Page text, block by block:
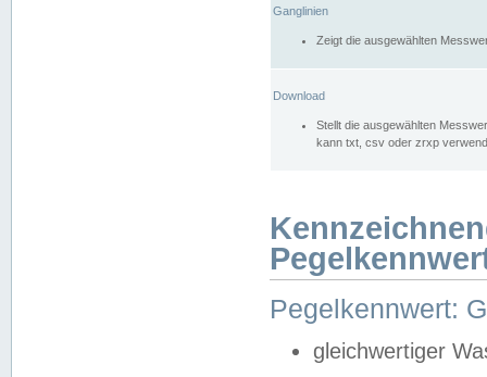
Ganglinien
Zeigt die ausgewählten
Download
Stellt die ausgewählten
kann txt, csv oder zrxp
Pegelkennwert:
gleichwertiger